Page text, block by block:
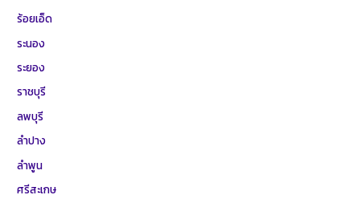
ร้อยเอ็ด
ระนอง
ระยอง
ราชบุรี
ลพบุรี
ลำปาง
ลำพูน
ศรีสะเกษ